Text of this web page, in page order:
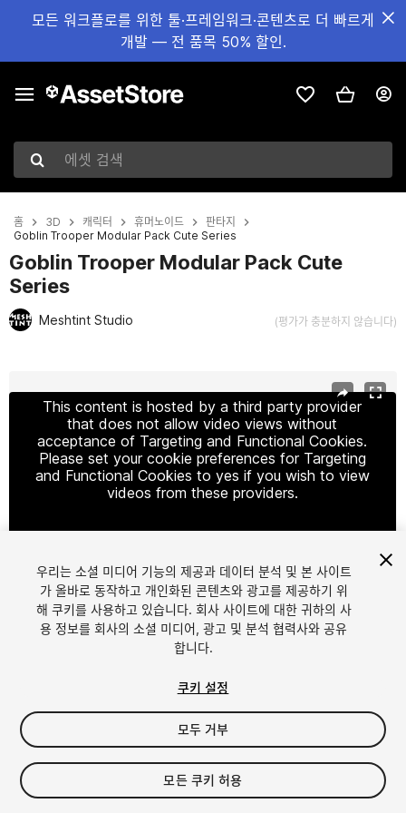
모든 워크플로를 위한 툴·프레임워크·콘텐츠로 더 빠르게
개발 — 전 품목 50% 할인.
에셋 검색
홈 3D 캐릭터 휴머노이드
판타지
Goblin Trooper Modular Pack Cute Series
Goblin Trooper Modular Pack Cute
Series
Meshtint Studio (평가가 충분하지 않습니다)
This content is hosted by a third party provider
that does not allow video views without
acceptance of Targeting and Functional Cookies.
Please set your cookie preferences for Targeting
and Functional Cookies to yes if you wish to view
videos from these providers.
Cookie Settings
1/20
$29.90
세금/부가세는 결제 시 반영됩니다.
우리는 소셜 미디어 기능의 제공과 데이터 분석 및 본 사이트
가 올바로 동작하고 개인화된 콘텐츠와 광고를 제공하기 위
해 쿠키를 사용하고 있습니다. 회사 사이트에 대한 귀하의 사
용 정보를 회사의 소셜 미디어, 광고 및 분석 협력사와 공유
합니다.
쿠키 설정
모두 거부
모든 쿠키 허용